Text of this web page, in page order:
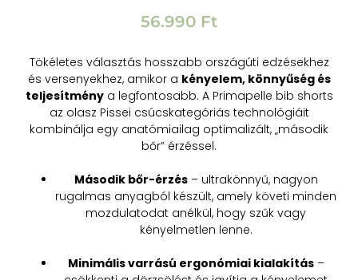
56.990 Ft
Tökéletes választás hosszabb országúti edzésekhez
és versenyekhez, amikor a kényelem, könnyűség és
teljesítménya legfontosabb. A Primapelle bib shorts
az olasz Pissei csúcskategóriás technológiáit
kombinálja egy anatómiailag optimalizált, „második
bőr” érzéssel.
Második bőr-érzés– ultrakönnyű, nagyon
rugalmas anyagból készült, amely követi minden
mozdulatodat anélkül, hogy szűk vagy
kényelmetlen lenne.
Minimális varrású ergonómiai kialakítás–